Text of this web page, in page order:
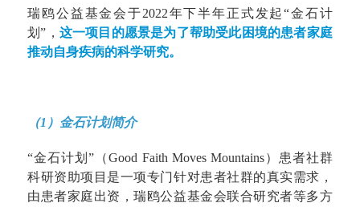
瑞鸥公益基金会于2022年下半年正式发起“金石计
划”， 这一项目的愿景是为了帮助受此困境的患者家庭
推动自身疾病的科学研究。
（1）金石计划简介
“金石计划”（Good Faith Moves Mountains）患者社群
科研资助项目是一项专门针对患者社群的真实需求，
由患者家庭出资，瑞鸥公益基金会联合研究者等多方